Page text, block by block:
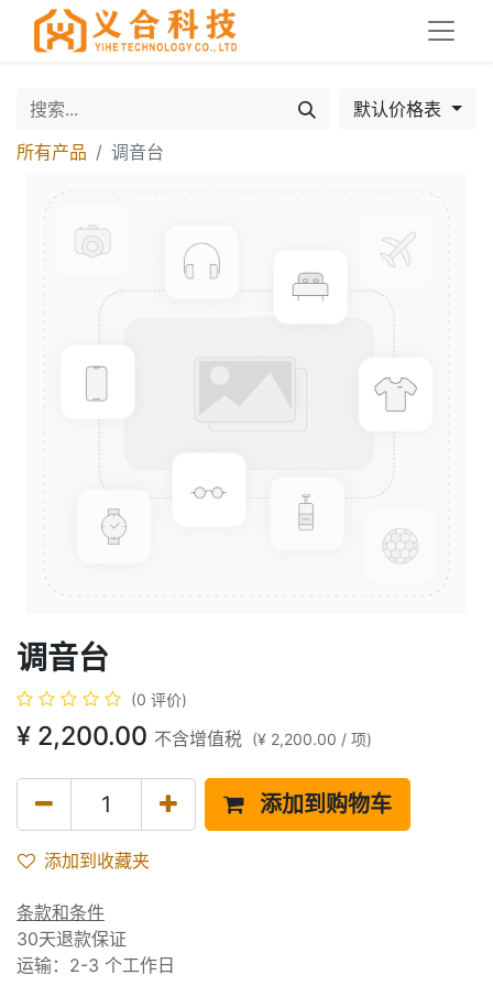
默认价格表
所有产品
调音台
调音台
(0 评价)
¥ 2,200.00 不含增值税 (¥ 2,200.00 / 项)
添加到购物车
添加到收藏夹
条款和条件
30天退款保证
运输：2-3 个工作日